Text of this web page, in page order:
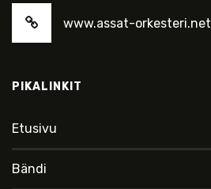
www.assat-orkesteri.net
PIKALINKIT
Etusivu
Bändi